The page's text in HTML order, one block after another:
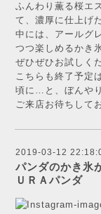
ふんわり薫る桜エ
て、濃厚に仕上げ
中には、アールグ
つつ楽しめるかき
ぜひぜひお試しく
こちらも終了予定
頃に…と、ぼんや
ご来店お待ちして
2019-03-12
パンダのかき氷
ＵＲＡパンダ